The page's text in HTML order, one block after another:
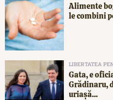
Alimente
le combini
LIBERTATEA
Gata, e
Grădinaru,
uriașă...